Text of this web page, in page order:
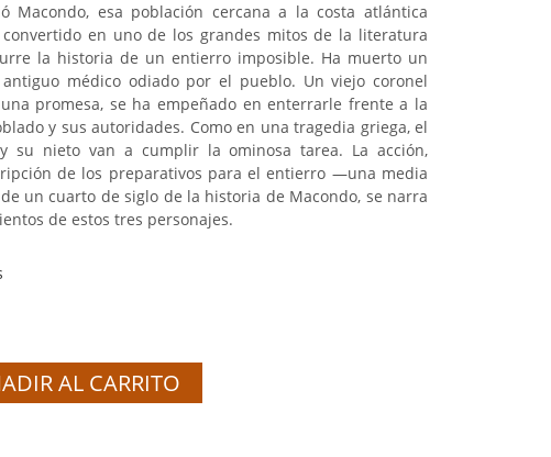
Macondo, esa población cercana a la costa atlántica
en uno de los grandes mitos de la literatura
la historia de un entierro imposible. Ha muerto un
médico odiado por el pueblo. Un viejo coronel
promesa, se ha empeñado en enterrarle frente a la
y sus autoridades. Como en una tragedia griega, el
su nieto van a cumplir la ominosa tarea. La acción,
de los preparativos para el entierro —una media
un cuarto de siglo de la historia de Macondo, se narra
de estos tres personajes.
AL CARRITO